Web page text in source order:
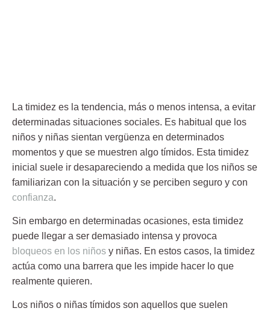
La timidez es la tendencia, más o menos intensa, a evitar
determinadas situaciones sociales. Es habitual que los
niños y niñas sientan vergüenza en determinados
momentos y que se muestren algo tímidos. Esta timidez
inicial suele ir desapareciendo a medida que los niños se
familiarizan con la situación y se perciben seguro y con
confianza.
Sin embargo en determinadas ocasiones, esta timidez
puede llegar a ser demasiado intensa y provoca
bloqueos en los niños y niñas. En estos casos, la timidez
actúa como una barrera que les impide hacer lo que
realmente quieren.
Los niños o niñas tímidos son aquellos que suelen